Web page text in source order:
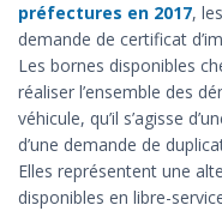
préfectures en 2017,
demande de certificat
Les bornes disponibles
réaliser l’ensemble des
véhicule, qu’il s’agisse
d’une demande de
Elles représentent une
disponibles en libre-